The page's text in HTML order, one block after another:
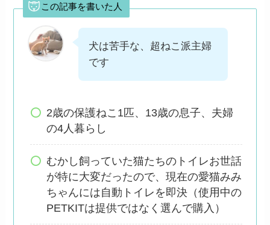
この記事を書いた人
犬は苦手な、超ねこ派主婦
です
2歳の保護ねこ1匹、13歳の息子、夫婦
の4人暮らし
むかし飼っていた猫たちのトイレお世話
が特に大変だったので、現在の愛猫みみ
ちゃんには自動トイレを即決（使用中の
PETKITは提供ではなく選んで購入）